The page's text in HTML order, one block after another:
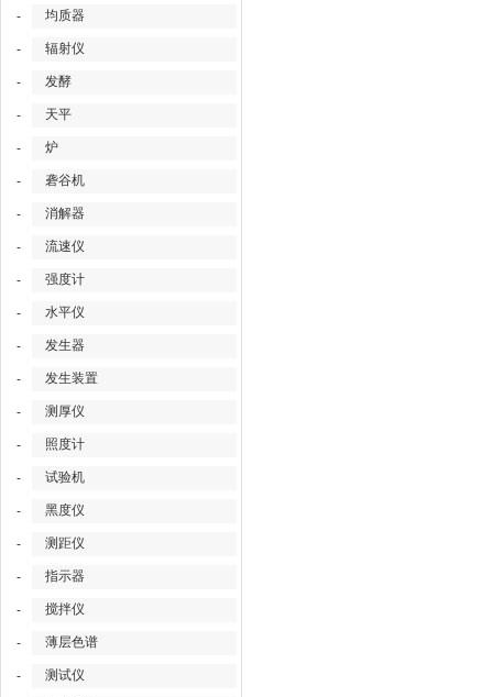
- 均质器
- 辐射仪
- 发酵
- 天平
- 炉
- 砻谷机
- 消解器
- 流速仪
- 强度计
- 水平仪
- 发生器
- 发生装置
- 测厚仪
- 照度计
- 试验机
- 黑度仪
- 测距仪
- 指示器
- 搅拌仪
- 薄层色谱
- 测试仪